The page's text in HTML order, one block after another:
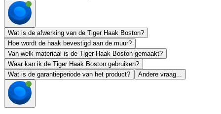
Wat is de afwerking van de Tiger Haak Boston?
Hoe wordt de haak bevestigd aan de muur?
Van welk materiaal is de Tiger Haak Boston gemaakt?
Waar kan ik de Tiger Haak Boston gebruiken?
Wat is de garantieperiode van het product?
Andere vraag...